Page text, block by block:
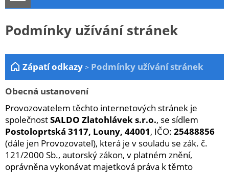
NOVINKY
Plachty
Žebříky a schůdky
Stavební míchačky
NÁDOBY
Kemping
NÁBYTEK - spojovací materiál a příslušenství
Podmínky užívání stránek
Zápatí odkazy > Podmínky užívání stránek
Obecná ustanovení
Provozovatelem těchto internetových stránek je
společnostSALDO Zlatohlávek s.r.o., se sídlem
Postoloprtská 3117, Louny, 44001, IČO: 25488856
(dále jen Provozovatel), která je v souladu se zák. č.
121/2000 Sb., autorský zákon, v platném znění,
oprávněna vykonávat majetková práva k těmto